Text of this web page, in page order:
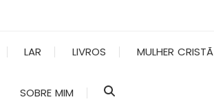
LAR LIVROS MULHER CRISTÃ
SOBRE MIM